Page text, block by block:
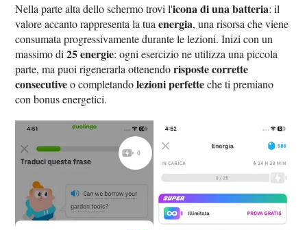
Nella parte alta dello schermo trovi l'icona di una batteria: il
valore accanto rappresenta la tuaenergia, una risorsa che viene
consumata progressivamente durante le lezioni. Inizi con un
massimo di25 energie: ogni esercizio ne utilizza una piccola
parte, ma puoi rigenerarla ottenendorisposte corrette
consecutiveo completandolezioni perfetteche ti premiano
con bonus energetici.